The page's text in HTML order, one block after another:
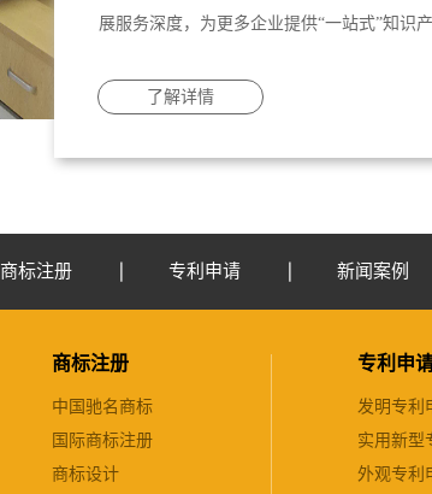
展服务深度，为更多企业提供“一站式”知识产
了解详情
商标注册 专利申请 新闻案例
商标注册
中国驰名商标
国际商标注册
商标设计
专利申
发明专利
实用新型
外观专利